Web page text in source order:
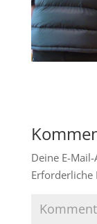
Deine E-
Erforderliche